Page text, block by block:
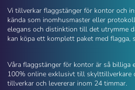
Vi tillverkar flaggstänger för kontor och
kända som inomhusmaster eller
elegans och distinktion till det utrymme
kan köpa ett komplett paket med flagga,
Våra flaggstänger för kontor är så billiga
100% online exklusivt till skylttillverkare
tillverkar och levererar inom 24 timmar.